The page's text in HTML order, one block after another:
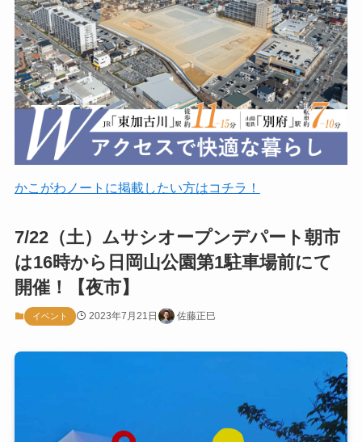
かこがわノートに掲載したい方はコチラ！
7/22（土）ムサシオープンデパート朝市
は16時から日岡山公園第1駐車場前にて
開催！【夜市】
イベント 2023年7月21日 佐藤正巳